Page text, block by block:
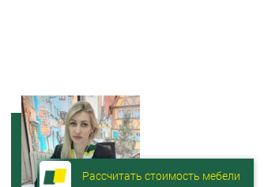
Рассчитать стоимость мебели